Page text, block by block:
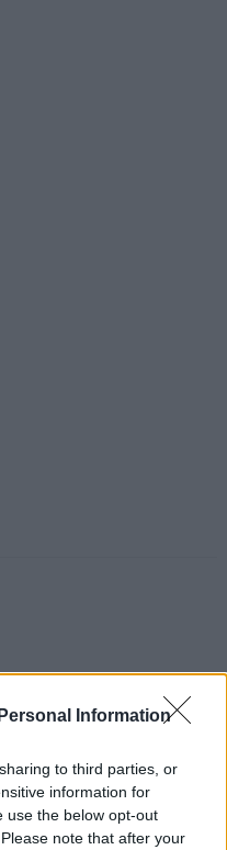
Information
to third parties, or
information for
use the below opt-out
note that after your